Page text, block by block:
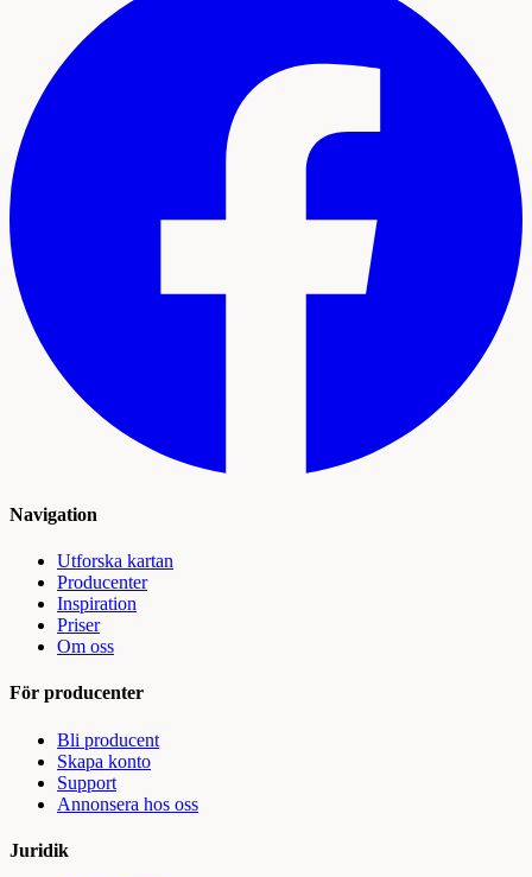
Navigation
Utforska kartan
Producenter
Inspiration
Priser
Om oss
För producenter
Bli producent
Skapa konto
Support
Annonsera hos oss
Juridik